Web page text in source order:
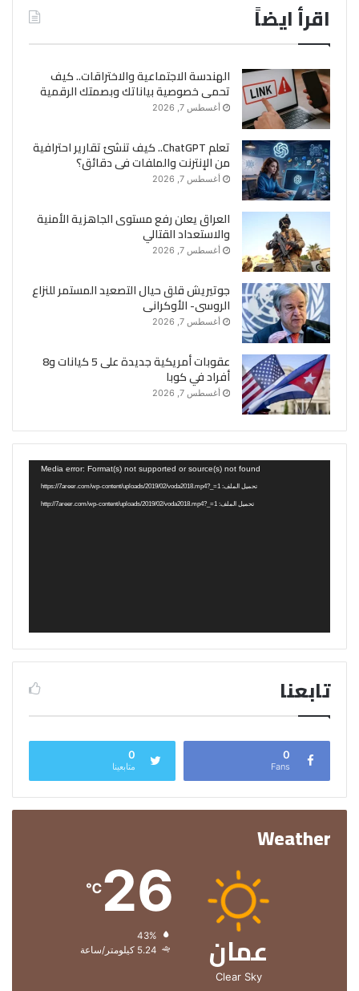
اقرأ ايضاً
الهندسة الاجتماعية والاختراقات.. كيف
تحمى خصوصية بياناتك وبصمتك الرقمية
أغسطس 7, 2026
تعلم ChatGPT.. كيف تنشئ تقارير احترافية
من الإنترنت والملفات فى دقائق؟
أغسطس 7, 2026
العراق يعلن رفع مستوى الجاهزية الأمنية
والاستعداد القتالي
أغسطس 7, 2026
جوتيريش قلق حيال التصعيد المستمر للنزاع
الروسى- الأوكرانى
أغسطس 7, 2026
عقوبات أمريكية جديدة على 5 كيانات و8
أفراد في كوبا
أغسطس 7, 2026
Media error: Format(s) not supported or source(s) not found
تحميل الملف: https://7areer.com/wp-content/uploads/2019/02/voda2018.mp4?_=1
تحميل الملف: http://7areer.com/wp-content/uploads/2019/02/voda2018.mp4?_=1
تابعنا
0
Fans
0
متابعينا
Weather
عمان
Clear Sky
26
℃
الرطوبة:
الرياح: